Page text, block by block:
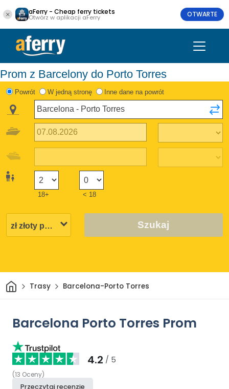
aFerry - Cheap ferry tickets
Otwórz w aplikacji aFerry OTWARTE
Prom z Barcelony do Porto Torres
Powrót W jedną stronę Inne dane na powrót
18+ < 18
Szukaj
DomTrasy Barcelona-Porto Torres
Barcelona Porto Torres Prom
4.2 / 5
(13 Oceny)
Przeczytaj recenzje